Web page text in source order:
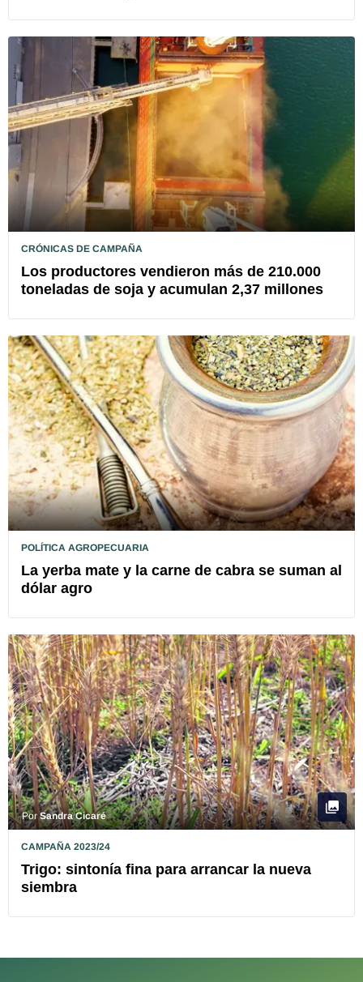
CRÓNICAS DE CAMPAÑA
Los productores vendieron más de 210.000
toneladas de soja y acumulan 2,37 millones
POLÍTICA AGROPECUARIA
La yerba mate y la carne de cabra se suman al
dólar agro
PorSandra Cicaré
CAMPAÑA 2023/24
Trigo: sintonía fina para arrancar la nueva
siembra